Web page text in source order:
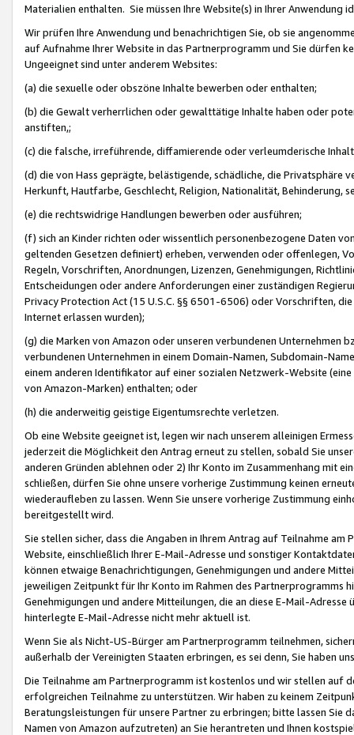
Materialien enthalten. Sie müssen Ihre Website(s) in Ihrer Anwendung
Wir prüfen Ihre Anwendung und benachrichtigen Sie, ob sie
auf Aufnahme Ihrer Website in das Partnerprogramm und Sie dürfen
Ungeeignet sind unter anderem Websites:
(a) die sexuelle oder obszöne Inhalte bewerben oder enthalten;
(b) die Gewalt verherrlichen oder gewalttätige Inhalte haben oder
anstiften,;
(c) die falsche, irreführende, diffamierende oder verleumderische
(d) die von Hass geprägte, belästigende, schädliche, die Privatsphäre
Herkunft, Hautfarbe, Geschlecht, Religion, Nationalität, Behinderung,
(e) die rechtswidrige Handlungen bewerben oder ausführen;
(f) sich an Kinder richten oder wissentlich personenbezogene Daten
geltenden Gesetzen definiert) erheben, verwenden oder offenlegen,
Regeln, Vorschriften, Anordnungen, Lizenzen, Genehmigungen,
Entscheidungen oder andere Anforderungen einer zuständigen
Privacy Protection Act (15 U.S.C. §§ 6501-6506) oder Vorschriften,
Internet erlassen wurden);
(g) die Marken von Amazon oder unseren verbundenen Unternehmen
verbundenen Unternehmen in einem Domain-Namen, Subdomain-
einem anderen Identifikator auf einer sozialen Netzwerk-Website
von Amazon-Marken) enthalten; oder
(h) die anderweitig geistige Eigentumsrechte verletzen.
Ob eine Website geeignet ist, legen wir nach unserem alleinigen
jederzeit die Möglichkeit den Antrag erneut zu stellen, sobald Sie
anderen Gründen ablehnen oder 2) Ihr Konto im Zusammenhang mit
schließen, dürfen Sie ohne unsere vorherige Zustimmung keinen
wiederaufleben zu lassen. Wenn Sie unsere vorherige Zustimmung
bereitgestellt wird.
Sie stellen sicher, dass die Angaben in Ihrem Antrag auf Teilnahme
Website, einschließlich Ihrer E-Mail-Adresse und sonstiger
können etwaige Benachrichtigungen, Genehmigungen und andere
jeweiligen Zeitpunkt für Ihr Konto im Rahmen des Partnerprogramms
Genehmigungen und andere Mitteilungen, die an diese E-Mail-
hinterlegte E-Mail-Adresse nicht mehr aktuell ist.
Wenn Sie als Nicht-US-Bürger am Partnerprogramm teilnehmen,
außerhalb der Vereinigten Staaten erbringen, es sei denn, Sie haben
Die Teilnahme am Partnerprogramm ist kostenlos und wir stellen auf
erfolgreichen Teilnahme zu unterstützen. Wir haben zu keinem
Beratungsleistungen für unsere Partner zu erbringen; bitte lassen Sie
Namen von Amazon aufzutreten) an Sie herantreten und Ihnen